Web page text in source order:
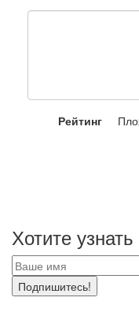
Рейтинг
Хотите
Подпишитесь!